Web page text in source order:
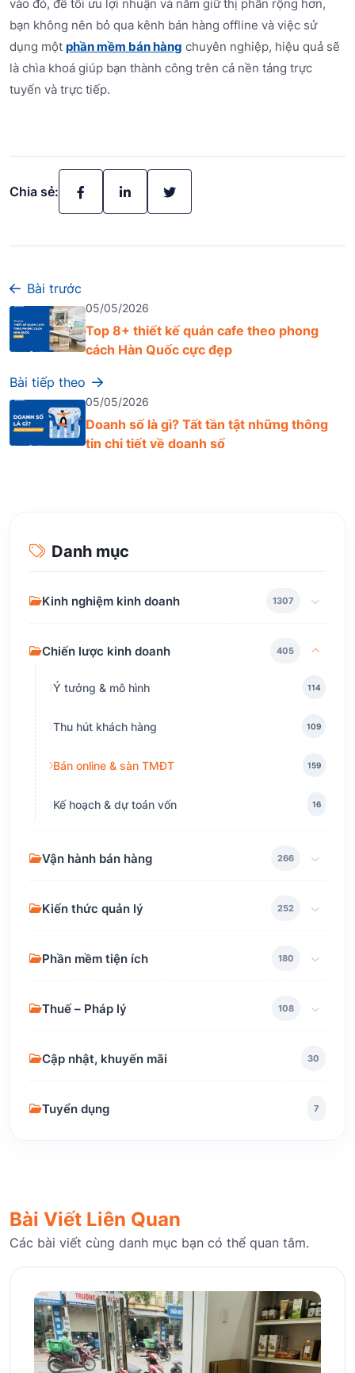
vào đó, để tối ưu lợi nhuận và nắm giữ thị phần rộng hơn,
bạn không nên bỏ qua kênh bán hàng offline và việc sử
dụng một phần mềm bán hàng chuyên nghiệp, hiệu quả sẽ
là chìa khoá giúp bạn thành công trên cả nền tảng trực
tuyến và trực tiếp.
Chia sẻ:
Bài trước
05/05/2026
Top 8+ thiết kế quán cafe theo phong
cách Hàn Quốc cực đẹp
Bài tiếp theo
05/05/2026
Doanh số là gì? Tất tần tật những thông
tin chi tiết về doanh số
Danh mục
Kinh nghiệm kinh doanh 1307
Chiến lược kinh doanh 405
Ý tưởng & mô hình 114
Thu hút khách hàng 109
Bán online & sàn TMĐT 159
Kế hoạch & dự toán vốn 16
Vận hành bán hàng 266
Kiến thức quản lý 252
Phần mềm tiện ích 180
Thuế – Pháp lý 108
Cập nhật, khuyến mãi 30
Tuyển dụng 7
Bài Viết Liên Quan
Các bài viết cùng danh mục bạn có thể quan tâm.